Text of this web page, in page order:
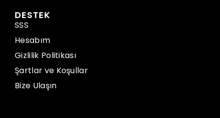
DESTEK
SSS
Hesabım
Gizlilik Politikası
Şartlar ve Koşullar
Bize Ulaşın